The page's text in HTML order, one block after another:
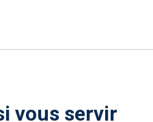
vous servir